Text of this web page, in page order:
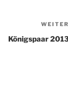
WEITER
Königspaar